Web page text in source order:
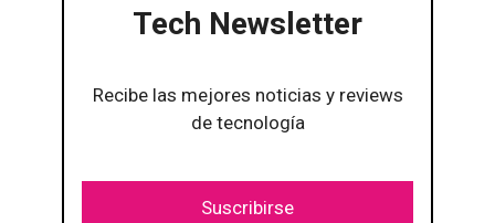
Tech Newsletter
Recibe las mejores noticias y reviews
de tecnología
Suscribirse